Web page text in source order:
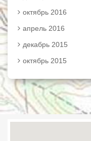
октябрь 2016
апрель 2016
декабрь 2015
октябрь 2015